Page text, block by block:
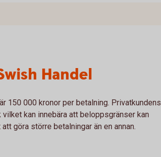
Handel
150 000 kronor per betalning. Privatkundens
kan innebära att beloppsgränser kan
göra större betalningar än en annan.